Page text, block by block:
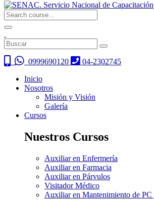
0999690120
04-2302745
Inicio
Nosotros
Misión y Visión
Galería
Cursos
Nuestros Cursos
Auxiliar en Enfermería
Auxiliar en Farmacia
Auxiliar en Párvulos
Visitador Médico
Auxiliar en Mantenimiento de PC